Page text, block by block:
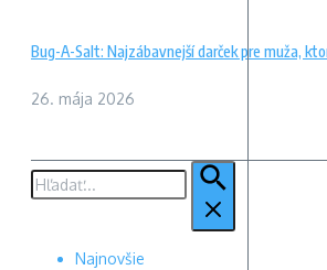
Bug-A-Salt: Najzábavnejší darček pre muža,
26. mája 2026
Hľadať:
Najnovšie